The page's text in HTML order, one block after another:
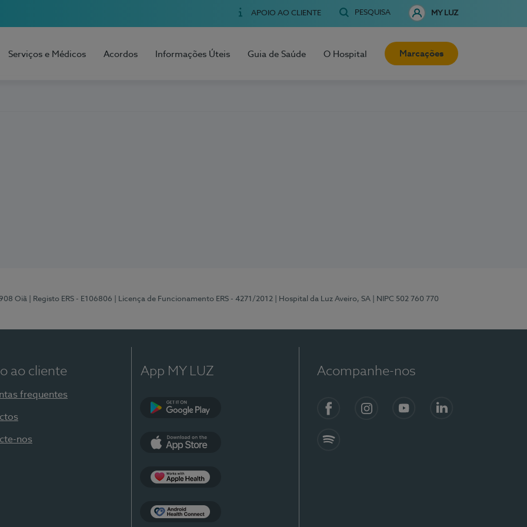
APOIO AO CLIENTE PESQUISA MY LUZ
Serviços e Médicos Acordos Informações Úteis Guia de Saúde O Hospital Marcações
Oiã | Registo ERS - E106806 | Licença de Funcionamento ERS - 4271/2012 | Hospital da Luz Aveiro, SA | NIPC 502 760 770
ao cliente
frequentes
nos
App MY LUZ Acompanhe-nos